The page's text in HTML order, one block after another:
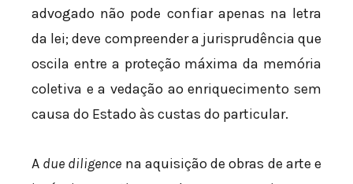
advogado não pode confiar apenas na letra
da lei; deve compreender a jurisprudência que
oscila entre a proteção máxima da memória
coletiva e a vedação ao enriquecimento sem
causa do Estado às custas do particular.
A due diligence na aquisição de obras de arte e